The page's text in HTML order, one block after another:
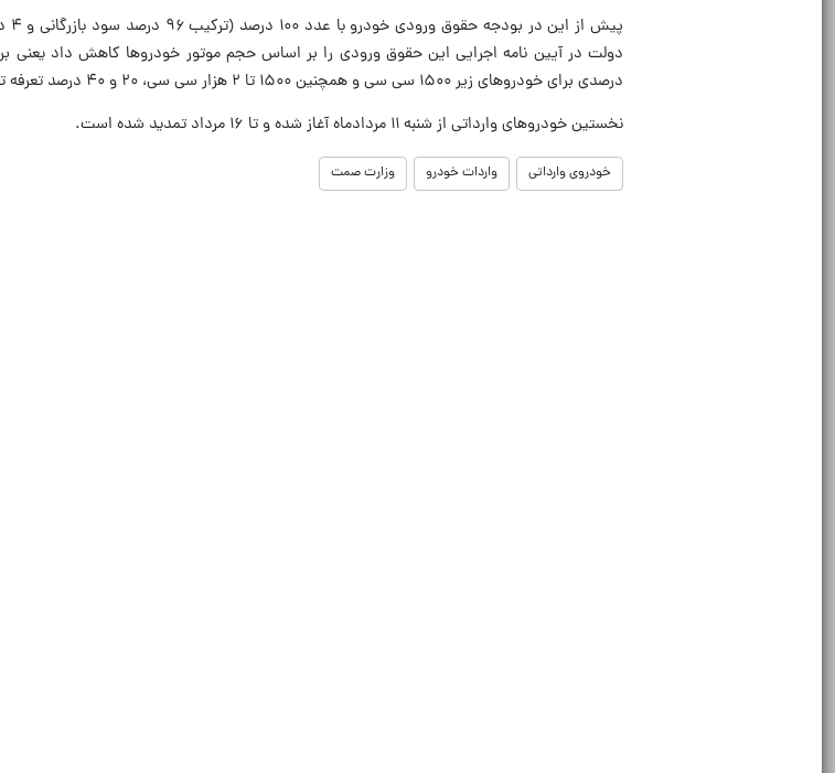
درصدی برای خودروهای زیر ۱۵۰۰ سی سی و همچنین ۱۵۰۰ تا ۲ هزار سی سی، ۲۰ و ۴۰ درصد تعرفه تعیین کرد.
نخستین خودروهای وارداتی از شنبه ۱۱ مردادماه آغاز شده و تا ۱۶ مرداد تمدید شده است.
خودروی وارداتی واردات خودرو وزارت صمت